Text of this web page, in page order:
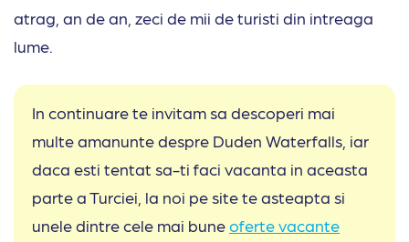
atrag, an de an, zeci de mii de turisti din intreaga
lume.
In continuare te invitam sa descoperi mai
multe amanunte despre Duden Waterfalls, iar
daca esti tentat sa-ti faci vacanta in aceasta
parte a Turciei, la noi pe site te asteapta si
unele dintre cele mai buneoferte vacante